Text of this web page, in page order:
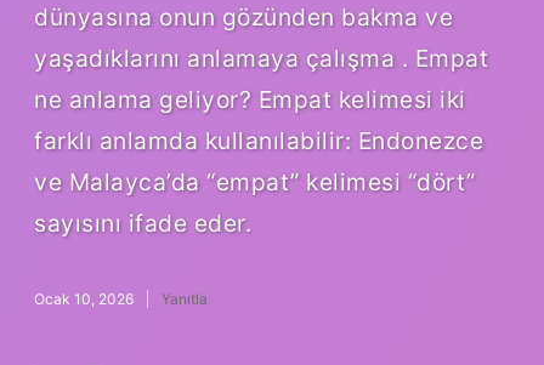
dünyasına onun gözünden bakma ve
yaşadıklarını anlamaya çalışma . Empat
ne anlama geliyor? Empat kelimesi iki
farklı anlamda kullanılabilir: Endonezce
ve Malayca’da “empat” kelimesi “dört”
sayısını ifade eder.
Ocak 10, 2026 Yanıtla